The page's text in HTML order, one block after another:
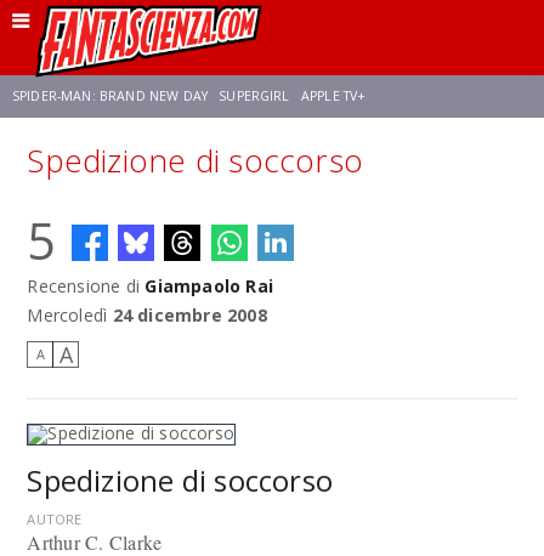
SPIDER-MAN: BRAND NEW DAY SUPERGIRL APPLE TV+
FRANCO RICCIARDIELLO ZENDAYA STAR TREK AVENGERS: DOOMSDAY
NETFLIX SADIE SINK STAR TREK: STRANGE NEW WORLDS
Spedizione di soccorso
5
Recensione di Giampaolo Rai
Mercoledì 24 dicembre 2008
A A
Spedizione di soccorso
AUTORE
Arthur C. Clarke